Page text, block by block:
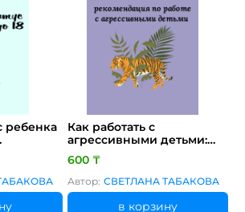
ребенка
Как работать с
агрессивными детьми:
рекомендации для
родителей и педагогов
600 ₸
Автор: СВЕТЛАНА ТАБАКОВА
в корзину